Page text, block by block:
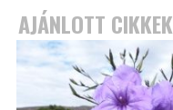
AJÁNLOTT CIKKEK